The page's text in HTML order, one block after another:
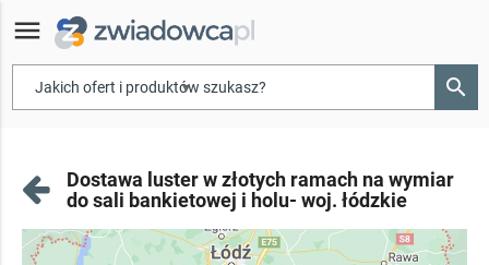
menu
▾ search
Dostawa luster w złotych ramach na wymiar
do sali bankietowej i holu- woj. łódzkie